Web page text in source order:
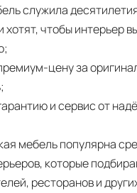
служила
хотят, чтобы интерьер
цену за
и сервис от
мебель популярна
которые
ресторанов и